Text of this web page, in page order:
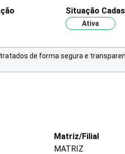
Situação
Ativa
de forma segura e
Matriz/Filial
MATRIZ